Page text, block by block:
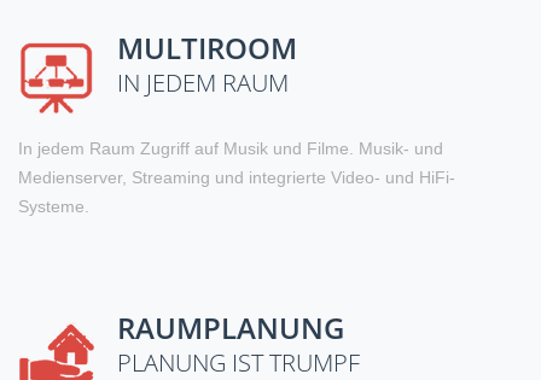
MULTIROOM
IN JEDEM RAUM
In jedem Raum Zugriff auf Musik und Filme. Musik- und
Medienserver, Streaming und integrierte Video- und HiFi-
Systeme.
RAUMPLANUNG
PLANUNG IST TRUMPF